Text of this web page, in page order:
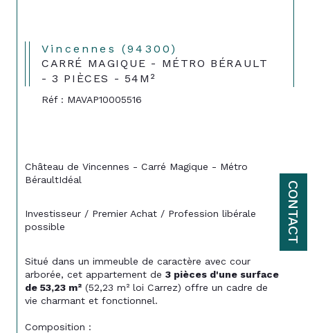
CONTACT
Vincennes (94300)
CARRÉ MAGIQUE - MÉTRO BÉRAULT
- 3 PIÈCES - 54M²
Réf : MAVAP10005516
Château de Vincennes - Carré Magique - Métro
BéraultIdéal
Investisseur / Premier Achat / Profession libérale
possible
Situé dans un immeuble de caractère avec cour
arborée, cet appartement de 3 pièces d'une surface
de 53,23 m² (52,23 m² loi Carrez) offre un cadre de
vie charmant et fonctionnel.
Composition :